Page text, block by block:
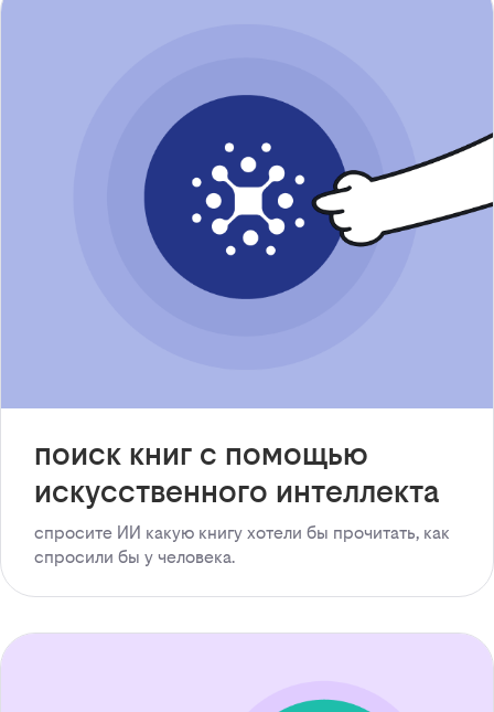
поиск книг с помощью
искусственного интеллекта
спросите ИИ какую книгу хотели бы прочитать, как
спросили бы у человека.